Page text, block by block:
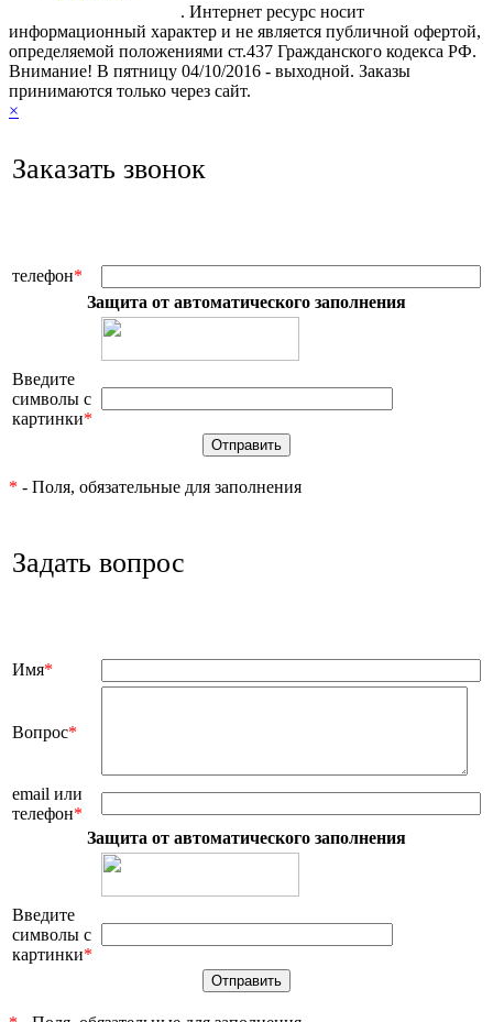
. Интернет ресурс носит
информационный характер и не является публичной офертой,
определяемой положениями ст.437 Гражданского кодекса РФ.
Внимание! В пятницу 04/10/2016 - выходной. Заказы
принимаются только через сайт.
×
Заказать звонок
телефон*
Защита от автоматического заполнения
Введите
символы с
картинки*
* - Поля, обязательные для заполнения
Задать вопрос
Имя*
Вопрос*
email или
телефон*
Защита от автоматического заполнения
Введите
символы с
картинки*